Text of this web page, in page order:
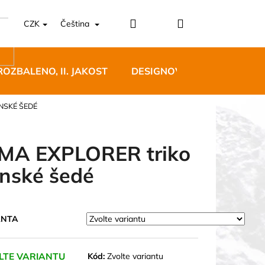
CZK Čeština PřihlášeníNákupní
II. JAKOST DESIGNOVÝ NÁBYTEK
ŠEDÉ
EXPLORER triko
šedé
VARIANTU Kód: Zvolte variantu
BĚŽECKÉ TRAILOVÉ